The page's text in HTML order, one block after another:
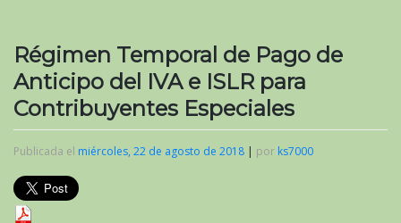
Régimen Temporal de Pago de
Anticipo del IVA e ISLR para
Contribuyentes Especiales
Publicada el miércoles, 22 de agosto de 2018 | por ks7000